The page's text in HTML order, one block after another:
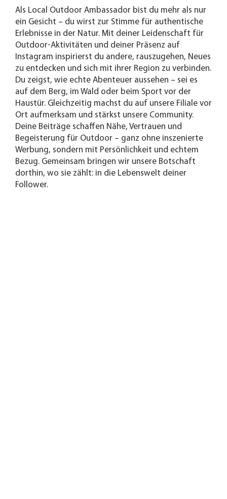
Als Local Outdoor Ambassador bist du mehr als nur
ein Gesicht – du wirst zur Stimme für authentische
Erlebnisse in der Natur. Mit deiner Leidenschaft für
Outdoor-Aktivitäten und deiner Präsenz auf
Instagram inspirierst du andere, rauszugehen, Neues
zu entdecken und sich mit ihrer Region zu verbinden.
Du zeigst, wie echte Abenteuer aussehen – sei es
auf dem Berg, im Wald oder beim Sport vor der
Haustür. Gleichzeitig machst du auf unsere Filiale vor
Ort aufmerksam und stärkst unsere Community.
Deine Beiträge schaffen Nähe, Vertrauen und
Begeisterung für Outdoor – ganz ohne inszenierte
Werbung, sondern mit Persönlichkeit und echtem
Bezug. Gemeinsam bringen wir unsere Botschaft
dorthin, wo sie zählt: in die Lebenswelt deiner
Follower.